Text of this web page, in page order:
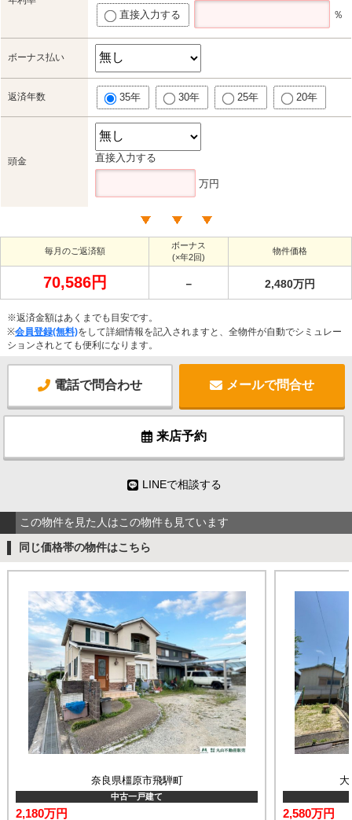
直接入力する ％
ボーナス払い
返済年数 35年 30年 25年 20年
頭金 直接入力する
万円
毎月のご返済額
ボーナス
(×年2回)
物件価格
70,586円 － 2,480万円
※返済金額はあくまでも目安です。
※会員登録(無料)をして詳細情報を記入されますと、全物件が自動でシミュレー
ションされとても便利になります。
電話で問合わせ メールで問合せ
来店予約
LINEで相談する
この物件を見た人はこの物件も見ています
同じ価格帯の物件はこちら
奈良県橿原市飛騨町
中古一戸建て
2,180万円 2,580万円